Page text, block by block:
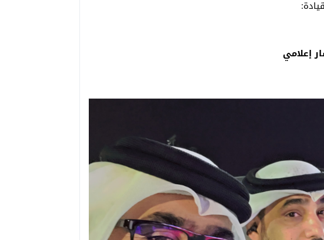
إعلامي